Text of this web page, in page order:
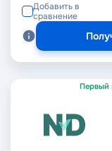
Добавить в
сравнение
Первый